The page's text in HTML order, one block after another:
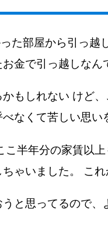
た部屋から引っ越
金で引っ越しなん
もしれない けど
なくて苦しい思い
こ半年分の家賃以
ゃいました。 これ
と思ってるので、